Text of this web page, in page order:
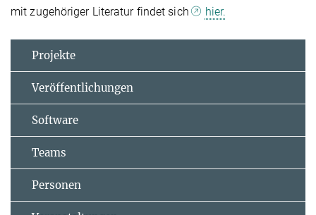
mit zugehöriger Literatur findet sich
hier.
Projekte
Veröffentlichungen
Software
Teams
Personen